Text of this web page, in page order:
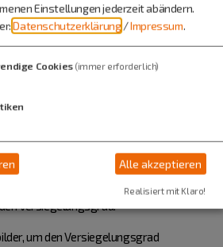
Landesamts für Umwelt erfasst
Versiegelungsgrad:
um den Versiegelungsgrad
Einstellungen jederzeit abändern.
Datenschutzerklärung /Impressum.
Cookies (immer erforderlich)
Alle akzeptieren
Realisiert mit Klaro!